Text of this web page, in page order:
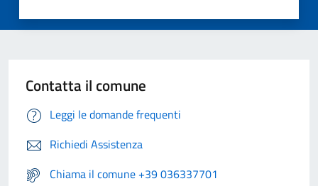
Contatta il comune
Leggi le domande frequenti
Richiedi Assistenza
Chiama il comune +39 036337701